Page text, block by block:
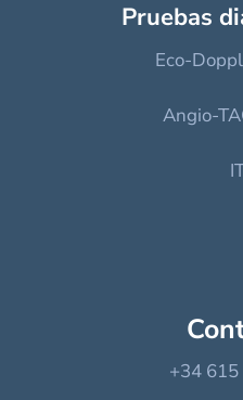
Pruebas
Eco-
Angio-
+34